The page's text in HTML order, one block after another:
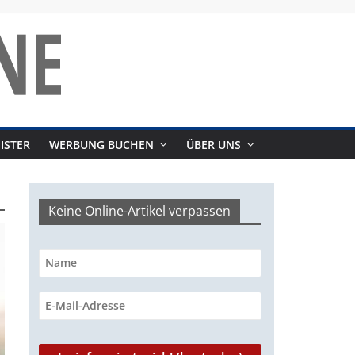
WERBUNG BUCHEN ÜBER UNS
Keine Online-Artikel verpassen